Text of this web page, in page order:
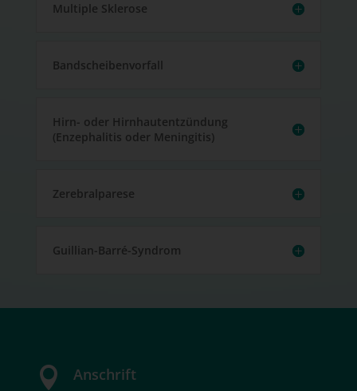
Multiple Sklerose
Bandscheibenvorfall
Hirn- oder Hirnhautentzündung
(Enzephalitis oder Meningitis)
Zerebralparese
Guillian-Barré-Syndrom
 Anschrift